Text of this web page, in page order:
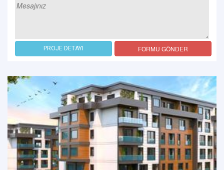
PROJE DETAYI FORMU GÖNDER